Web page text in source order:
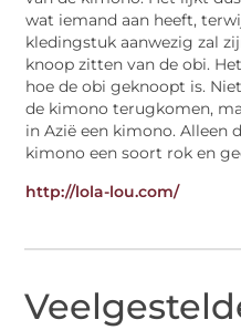
wat iemand aan heeft,
kledingstuk aanwezig zal
knoop zitten van de obi.
hoe de obi geknoopt is.
de kimono terugkomen,
in Azië een kimono. Alleen
kimono een soort rok en
http://lola-lou.com/